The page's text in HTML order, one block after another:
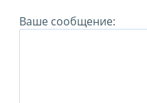
Ваше сообщение: